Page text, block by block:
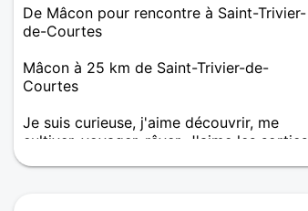
De Mâcon pour rencontre à Saint-Trivier-
de-Courtes
Mâcon à 25 km de Saint-Trivier-de-
Courtes
Je suis curieuse, j'aime découvrir, me
cultiver, voyager, rêver. J'aime les sorties,